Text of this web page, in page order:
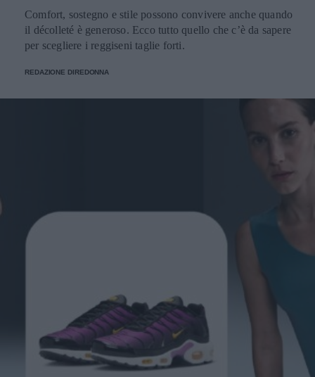
Comfort, sostegno e stile possono convivere anche quando
il décolleté è generoso. Ecco tutto quello che c’è da sapere
per scegliere i reggiseni taglie forti.
REDAZIONE DIREDONNA